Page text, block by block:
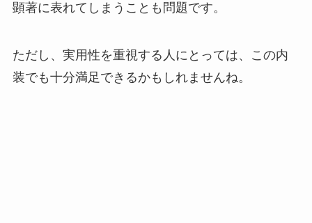
顕著に表れてしまうことも問題です。
ただし、実用性を重視する人にとっては、この内
装でも十分満足できるかもしれませんね。